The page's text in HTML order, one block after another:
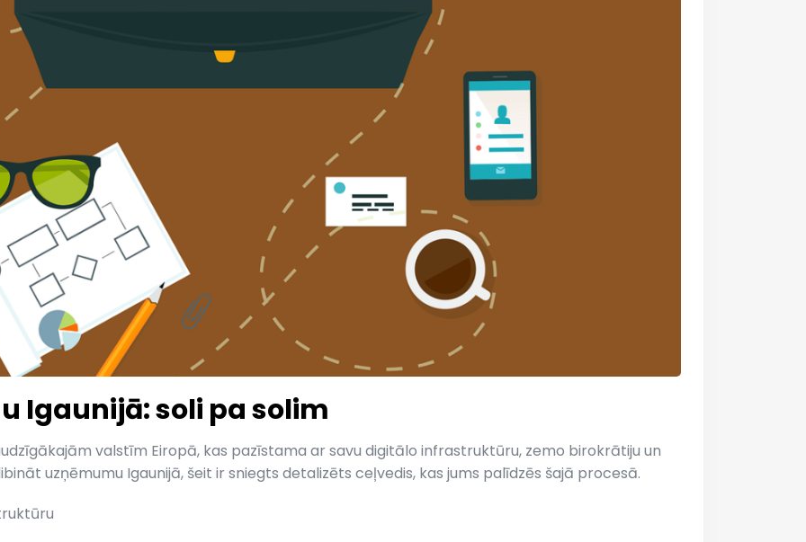
Igaunijā: soli pa solim
valstīm Eiropā, kas pazīstama ar savu digitālo infrastruktūru, zemo birokrātiju un
uzņēmumu Igaunijā, šeit ir sniegts detalizēts ceļvedis, kas jums palīdzēs šajā procesā.